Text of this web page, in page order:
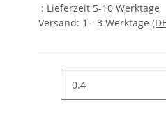
: Lieferzeit 5-10 Werktage
Versand: 1 - 3 Werktage